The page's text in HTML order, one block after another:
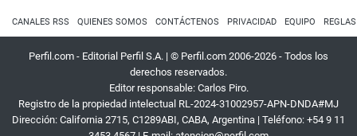
CANALES RSS QUIENES SOMOS CONTÁCTENOS PRIVACIDAD EQUIPO
Perfil.com - Editorial Perfil S.A. | © Perfil.com 2006-2026 - Todos los
derechos reservados.
Editor responsable: Carlos Piro.
Registro de la propiedad intelectual RL-2024-31002957-APN-DNDA#MJ
Dirección: California 2715, C1289ABI, CABA, Argentina | Teléfono: +54 9 11